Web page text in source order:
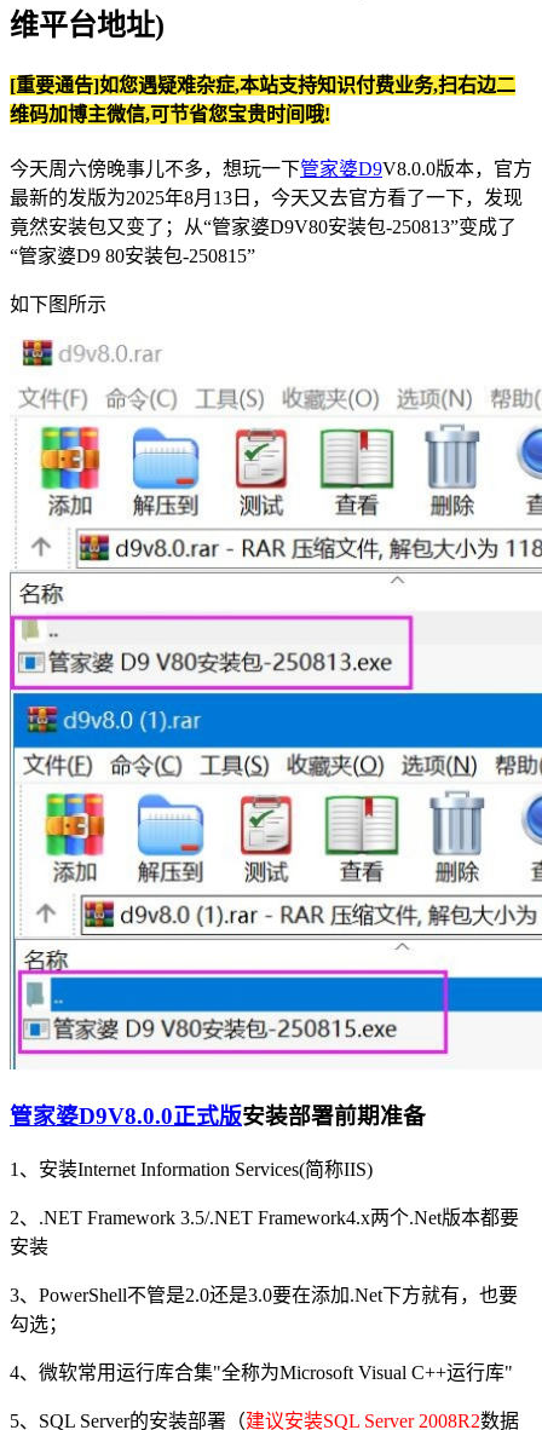
维平台地址)
[重要通告]如您遇疑难杂症,本站支持知识付费业务,扫右边二
维码加博主微信,可节省您宝贵时间哦!
今天周六傍晚事儿不多，想玩一下管家婆D9V8.0.0版本，官方
最新的发版为2025年8月13日，今天又去官方看了一下，发现
竟然安装包又变了；从“管家婆D9V80安装包-250813”变成了
“管家婆D9 80安装包-250815”
如下图所示
管家婆D9V8.0.0正式版安装部署前期准备
1、安装Internet Information Services(简称IIS)
2、.NET Framework 3.5/.NET Framework4.x两个.Net版本都要
安装
3、PowerShell不管是2.0还是3.0要在添加.Net下方就有，也要
勾选；
4、微软常用运行库合集"全称为Microsoft Visual C++运行库"
5、SQL Server的安装部署（建议安装SQL Server 2008R2数据